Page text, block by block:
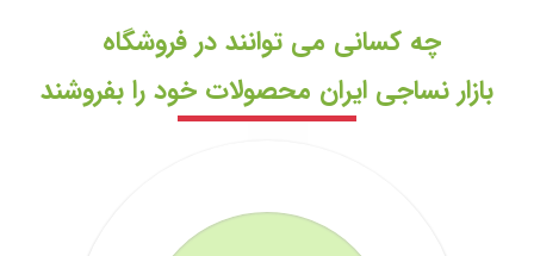
چه کسانی می توانند در فروشگاه
بازار نساجی ایران محصولات خود را بفروشند